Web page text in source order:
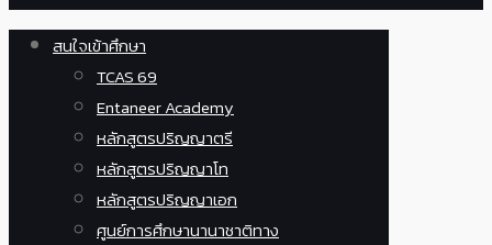
สนใจเข้าศึกษา
TCAS 69
Entaneer Academy
หลักสูตรปริญญาตรี
หลักสูตรปริญญาโท
หลักสูตรปริญญาเอก
ศูนย์การศึกษานานาชาติทาง